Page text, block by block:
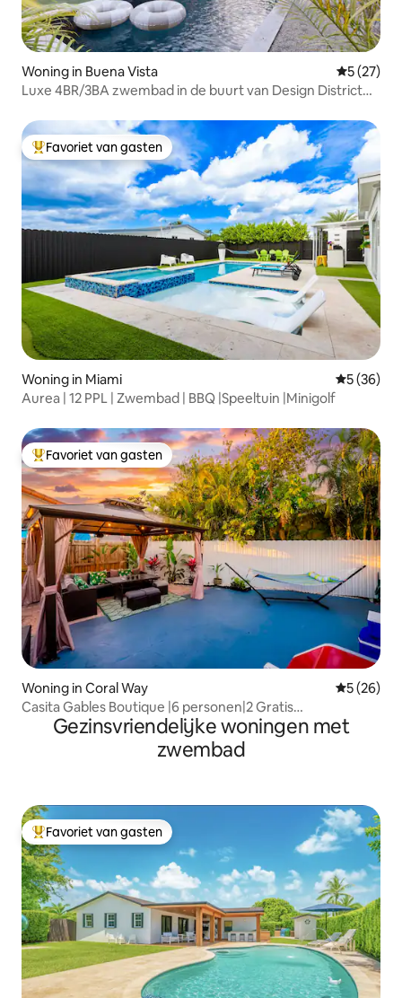
Woning in Buena Vista
5 (27)
Luxe 4BR/3BA zwembad in de buurt van Design District
Topfavoriet van gasten
Favoriet van gasten
Woning in Miami
5 (36)
Aurea | 12 PPL | Zwembad | BBQ |Speeltuin |Minigolf
Topfavoriet van gasten
Favoriet van gasten
Woning in Coral Way
5 (26)
Casita Gables Boutique |6 personen|2 Gratis
parkeergelegenheid
Gezinsvriendelijke woningen met
zwembad
Topfavoriet van gasten
Favoriet van gasten